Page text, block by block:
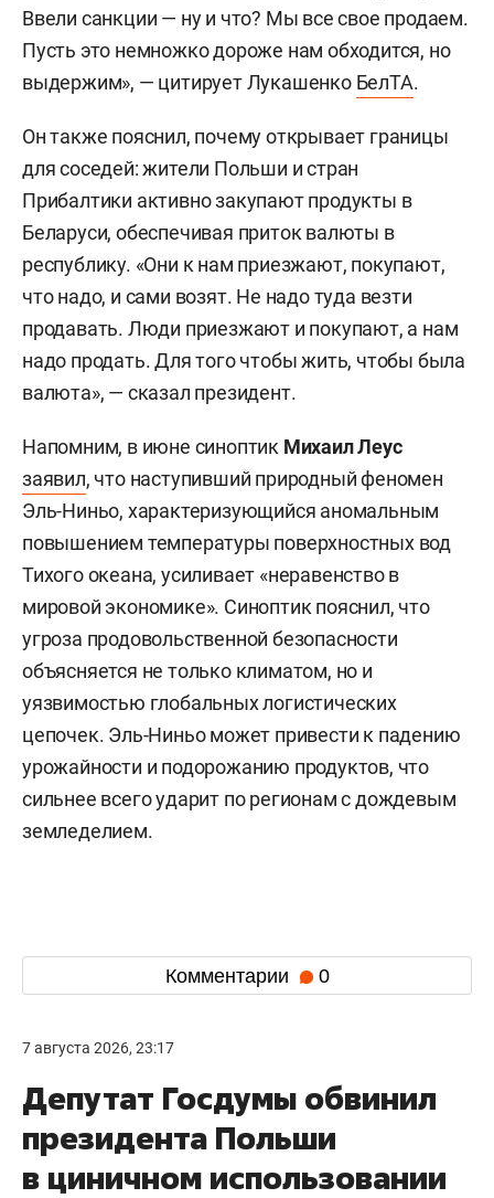
Ввели санкции — ну и что? Мы все свое продаем.
Пусть это немножко дороже нам обходится, но
выдержим», — цитирует Лукашенко БелТА.
Он также пояснил, почему открывает границы
для соседей: жители Польши и стран
Прибалтики активно закупают продукты в
Беларуси, обеспечивая приток валюты в
республику. «Они к нам приезжают, покупают,
что надо, и сами возят. Не надо туда везти
продавать. Люди приезжают и покупают, а нам
надо продать. Для того чтобы жить, чтобы была
валюта», — сказал президент.
Напомним, в июне синоптик Михаил Леус
заявил, что наступивший природный феномен
Эль-Ниньо, характеризующийся аномальным
повышением температуры поверхностных вод
Тихого океана, усиливает «неравенство в
мировой экономике». Синоптик пояснил, что
угроза продовольственной безопасности
объясняется не только климатом, но и
уязвимостью глобальных логистических
цепочек. Эль-Ниньо может привести к падению
урожайности и подорожанию продуктов, что
сильнее всего ударит по регионам с дождевым
земледелием.
Комментарии 0
7 августа 2026, 23:17
Депутат Госдумы обвинил
президента Польши
в циничном использовании